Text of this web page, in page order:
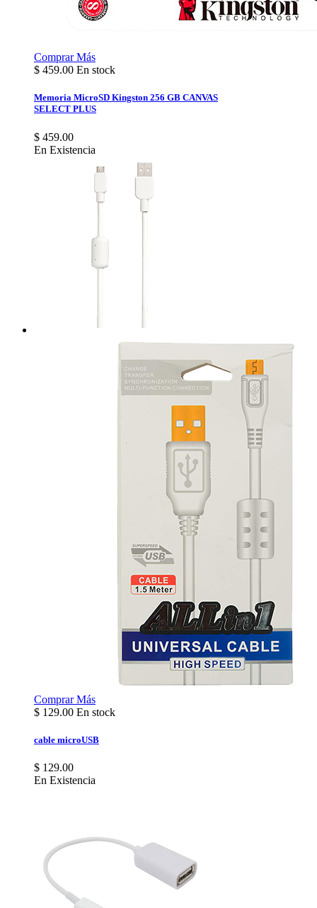
ComprarMás
$ 459.00 En stock
Memoria MicroSD Kingston 256 GB CANVAS
SELECT PLUS
$ 459.00
En Existencia
ComprarMás
$ 129.00 En stock
cable microUSB
$ 129.00
En Existencia